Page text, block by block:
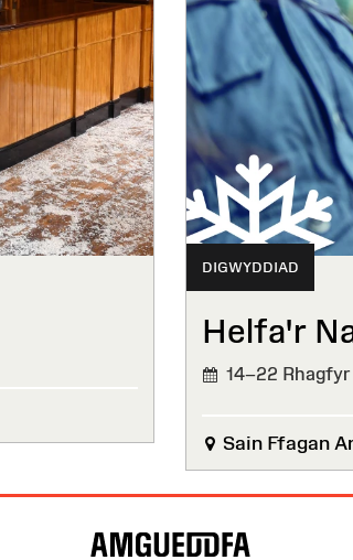
DIGWYDDIAD
Helfa'r
14–22
Sain Ffagan